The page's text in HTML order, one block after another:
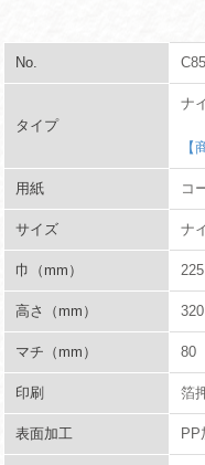
No.
タイプ
ナ
【
用紙 コ
サイズ ナ
巾（mm） 225
高さ（mm） 320
マチ（mm） 80
印刷 箔
表面加工 PP